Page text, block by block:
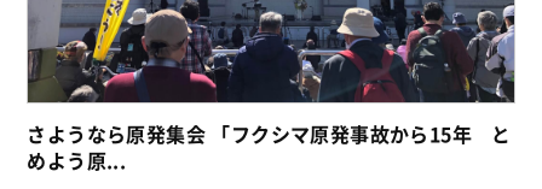
さようなら原発集会 「フクシマ原発事故から15年 と
めよう原...